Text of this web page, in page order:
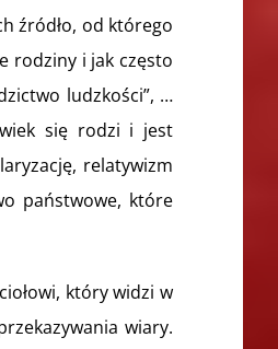
źródło, od którego
rodziny i jak często
ludzkości”, …
się rodzi i jest
relatywizm
państwowe, które
który widzi w
wiary.